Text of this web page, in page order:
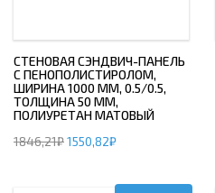
СТЕНОВАЯ СЭНДВИЧ-ПАНЕЛЬ
С ПЕНОПОЛИСТИРОЛОМ,
ШИРИНА 1000 ММ, 0.5/0.5,
ТОЛЩИНА 50 ММ,
ПОЛИУРЕТАН МАТОВЫЙ
1846,21₽1550,82₽